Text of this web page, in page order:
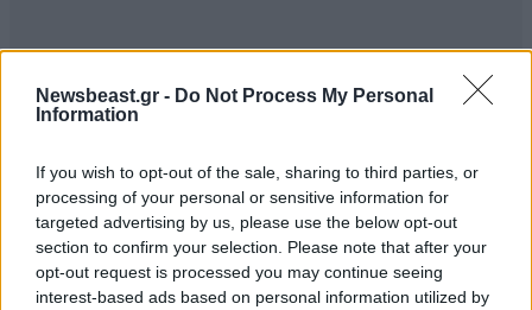
Newsbeast.gr - Do Not Process My Personal
Information
If you wish to opt-out of the sale, sharing to third parties, or
processing of your personal or sensitive information for
targeted advertising by us, please use the below opt-out
section to confirm your selection. Please note that after your
opt-out request is processed you may continue seeing
interest-based ads based on personal information utilized by
9 ΣΧΌΛΙΑ ΑΝΑΓΝΩΣΤΏΝ